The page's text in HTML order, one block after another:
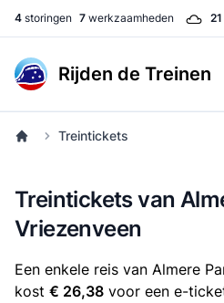
4 storingen 7 werkzaamheden 21
Rijden de Treinen
Treintickets
Treintickets van
Vriezenveen
Een enkele reis van Almere
kost € 26,38 voor een e-